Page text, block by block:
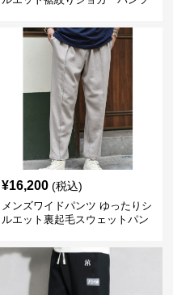
¥16,200 (税込)
メンズワイドパンツ ゆったりシ
ルエット裏起毛スウェットパン